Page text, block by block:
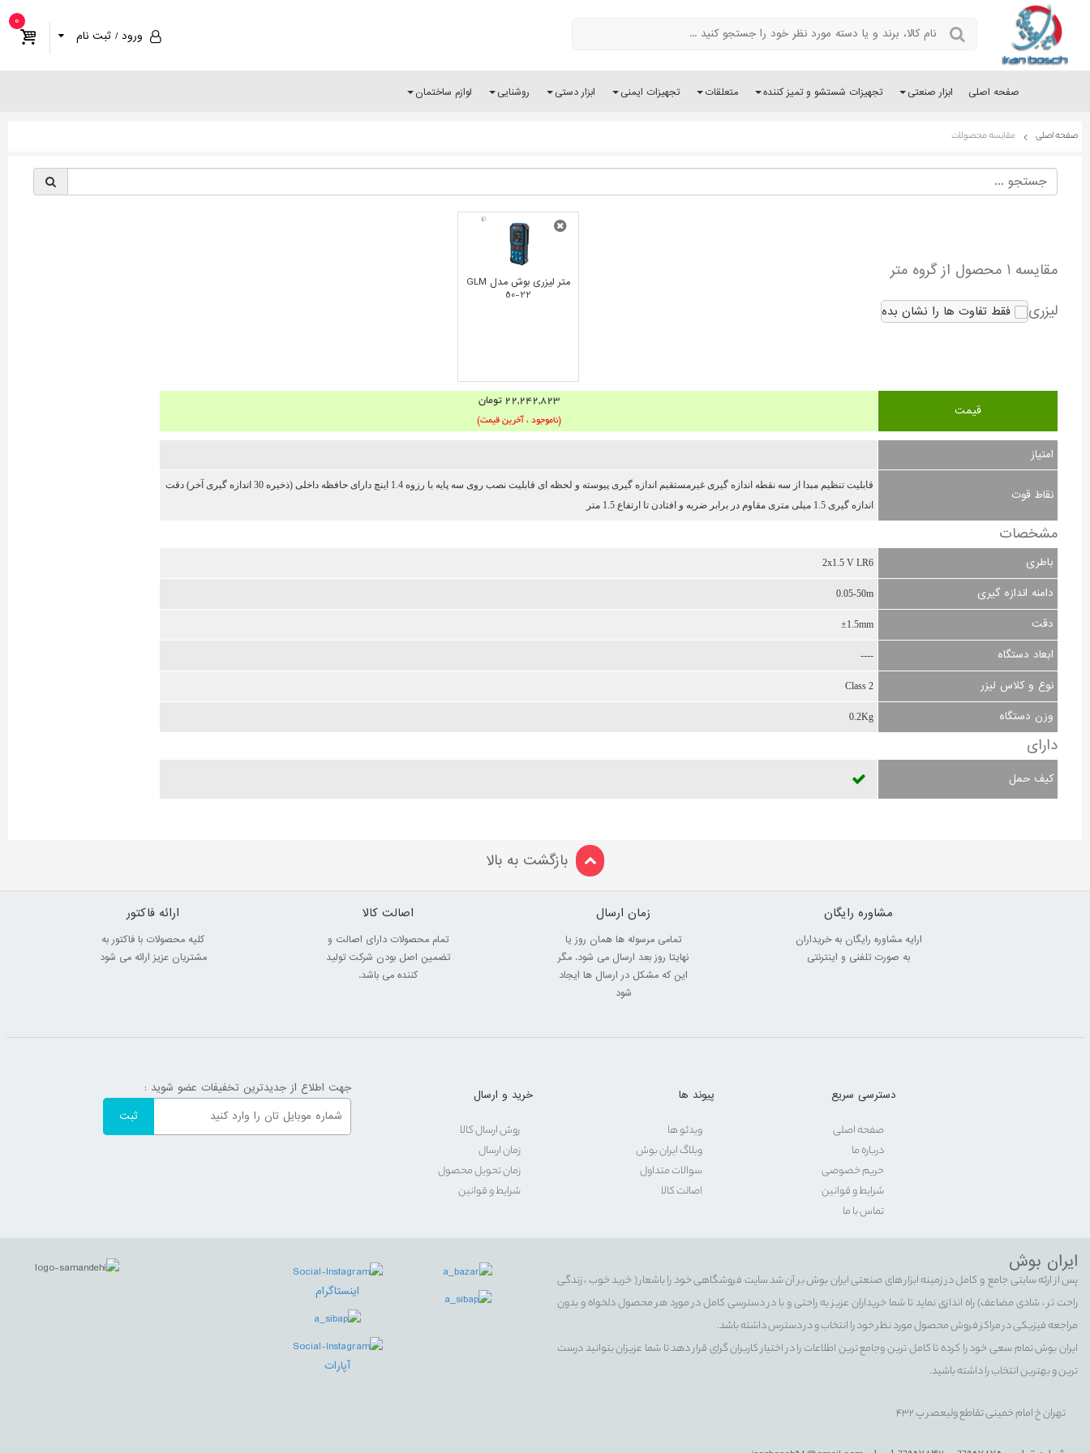
0
ورود / ثبت نام
صفحه اصلی ابزار صنعتی تجهیزات شستشو و تمیز کننده متعلقات تجهیزات ایمنی ابزار دستی روشنایی لوازم ساختمان
صفحه اصلی مقایسه محصولات
§
مقایسه 1 محصول از گروه متر
لیزری
فقط تفاوت ها را نشان بده
متر لیزری بوش مدل GLM
50-22
قیمت
22,242,823 تومان
(ناموجود ، آخرین قیمت)
امتیاز
نقاط قوت
قابلیت تنظیم مبدا از سه نقطه اندازه گیری غیرمستقیم اندازه گیری پیوسته و لحظه ای قابلیت نصب روی سه پایه با رزوه 1.4 اینچ دارای حافظه داخلی (ذخیره 30 اندازه گیری آخر) دقت
اندازه گیری 1.5 میلی متری مقاوم در برابر ضربه و افتادن تا ارتفاع 1.5 متر
مشخصات
باطری 2x1.5 V LR6
دامنه اندازه گیری 0.05-50m
دقت ±1.5mm
ابعاد دستگاه ----
نوع و کلاس لیزر Class 2
وزن دستگاه 0.2Kg
دارای
کیف حمل
بازگشت به بالا
مشاوره رایگان
ارایه مشاوره رایگان به خریداران
به صورت تلفنی و اینترنتی
زمان ارسال
تمامی مرسوله ها همان روز یا
نهایتا روز بعد ارسال می شود. مگر
این که مشکل در ارسال ها ایجاد
شود
اصالت کالا
تمام محصولات دارای اصالت و
تضمین اصل بودن شرکت تولید
کننده می باشد.
ارائه فاکتور
کلیه محصولات با فاکتور به
مشتریان عزیز ارائه می شود
دسترسی سریع
صفحه اصلی
درباره ما
حریم خصوصی
شرایط و قوانین
تماس با ما
پیوند ها
ویدئو ها
وبلاگ ایران بوش
سوالات متداول
اصالت کالا
خرید و ارسال
روش ارسال کالا
زمان ارسال
زمان تحویل محصول
شرایط و قوانین
جهت اطلاع از جدیدترین تخفیفات عضو شوید :
ایران بوش
پس از ارئه سایتی جامع و کامل در زمینه ابزار های صنعتی ایران بوش بر آن شد سایت فروشگاهی خود را باشعار ( خرید خوب ، زندگی
راحت تر ، شادی مضاعف) راه اندازی نماید تا شما خریداران عزیز به راحتی و با در دسترسی کامل در مورد هر محصول دلخواه و بدون
مراجعه فیزیکی در مراکز فروش محصول مورد نظر خود را انتخاب و در دسترس داشته باشد.
ایران بوش تمام سعی خود را کرده تا کامل ترین وجامع ترین اطلاعات را در اختیار کاربران گرای قرار دهد تا شما عزیزان بتوانید درست
ترین و بهترین انتخاب را داشته باشید.
تهران خ امام خمینی تقاطع ولیعصر پ 432
اینستاگرام
آپارات